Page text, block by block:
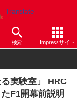
Translate
検索 Impressサイト
実験室」 HRC
F1開幕前説明